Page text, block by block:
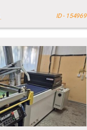
ID - 154969